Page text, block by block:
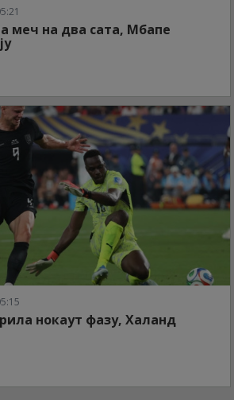
меч на два сата, Мбапе
нокаут фазу, Халанд